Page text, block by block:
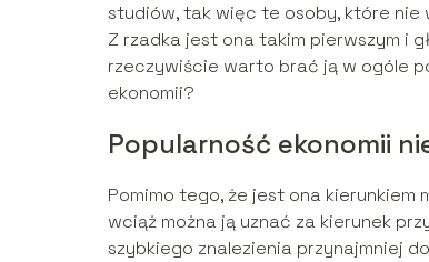
studiów, tak więc te osoby, które nie
Z rzadka jest ona takim pierwszym i
rzeczywiście warto brać ją w ogóle
ekonomii?
Popularność ekonomii
Pomimo tego, że jest ona
wciąż można ją uznać za kierunek
szybkiego znalezienia przynajmniej